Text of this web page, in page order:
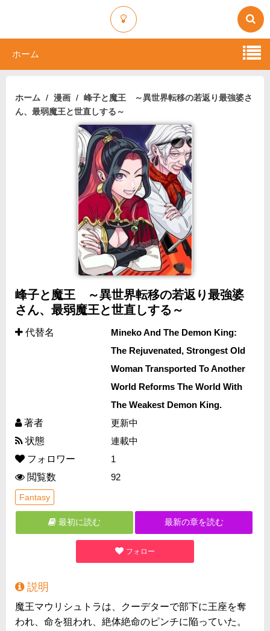
ホーム
ホーム 漫画
峰子と魔王 ～異世界転移の若返り最強婆さ
ん、最弱魔王と世直しする～
峰子と魔王 ～異世界転移の若返り最強婆
さん、最弱魔王と世直しする～
代替名
Mineko And The Demon King:
The Rejuvenated, Strongest Old
Woman Transported To Another
World Reforms The World With
The Weakest Demon King.
著者
更新中
状態
連載中
フォロワー
1
閲覧数
92
Fantasy
最初に読む 最新の章を読む
フォロー
説明
魔王マウリシュトラは、クーデターで部下に王座を奪
われ、命を狙われ、絶体絶命のピンチに陥っていた。